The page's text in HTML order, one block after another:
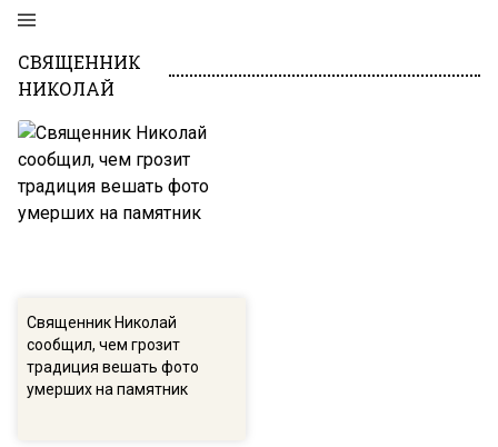
СВЯЩЕННИК
НИКОЛАЙ
Священник Николай
сообщил, чем грозит
традиция вешать фото
умерших на памятник